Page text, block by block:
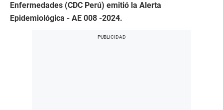
Enfermedades (CDC Perú) emitió la Alerta
Epidemiológica - AE 008 -2024.